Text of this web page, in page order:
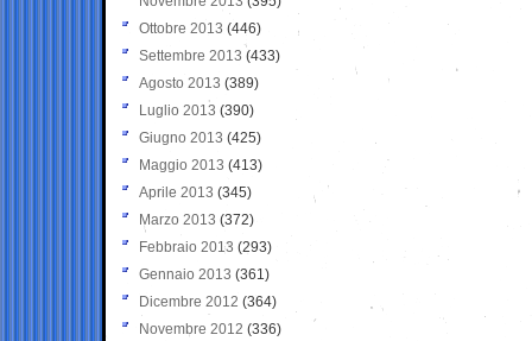
Ottobre 2013 (446)
Settembre 2013 (433)
Agosto 2013 (389)
Luglio 2013 (390)
Giugno 2013 (425)
Maggio 2013 (413)
Aprile 2013 (345)
Marzo 2013 (372)
Febbraio 2013 (293)
Gennaio 2013 (361)
Dicembre 2012 (364)
Novembre 2012 (336)